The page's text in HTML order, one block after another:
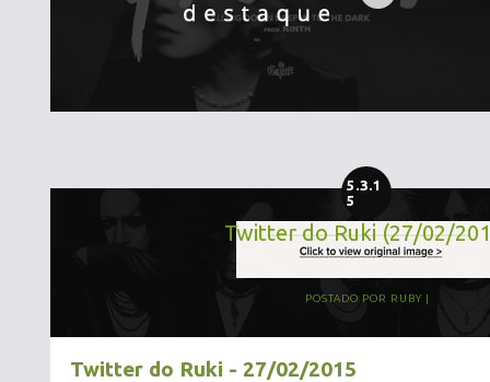
5.3.1
5
Twitter do Ruki (27/02/
POSTADO POR RUBY
Twitter do Ruki - 27/02/2015